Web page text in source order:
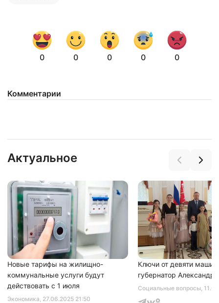
0 0 0 0 0
Комментарии
Актуальное
Экономика, 27.06.2025 21:50
Новые тарифы на жилищно-
коммунальные услуги будут
действовать с 1 июля
Социальные вопросы,
Ключи от девяти машин
губернатор Александр
соглашаетесь с